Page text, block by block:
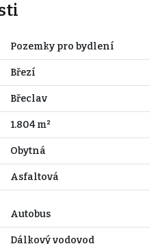
Pozemky pro bydlení
Březí
Břeclav
1.804 m²
Obytná
Asfaltová
Autobus
Dálkový vodovod